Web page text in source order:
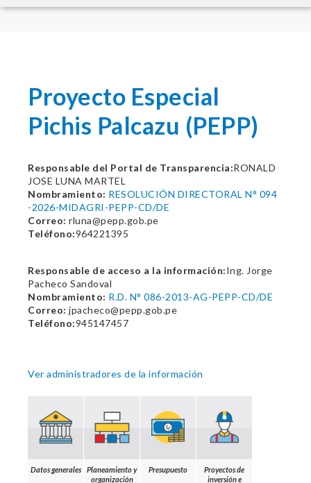
Proyecto Especial
Pichis Palcazu (PEPP)
Responsable del Portal de Transparencia:RONALD
JOSE LUNA MARTEL
Nombramiento: RESOLUCIÓN DIRECTORAL N° 094
-2026-MIDAGRI-PEPP-CD/DE
Correo: rluna@pepp.gob.pe
Teléfono:964221395
Responsable de acceso a la información:Ing. Jorge
Pacheco Sandoval
Nombramiento: R.D. N° 086-2013-AG-PEPP-CD/DE
Correo: jpacheco@pepp.gob.pe
Teléfono:945147457
Ver administradores de la información
Datos generales
Planeamiento y
organización
Presupuesto
Proyectos de
inversión e